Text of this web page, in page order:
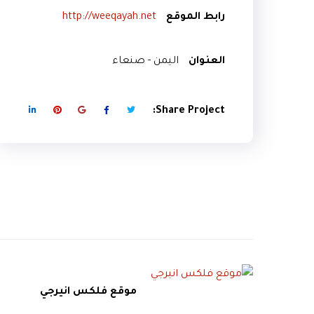
رابط الموقع http://weeqayah.net
العنوان اليمن - صنعاء
Share Project:
موقع فلكس انيرجي